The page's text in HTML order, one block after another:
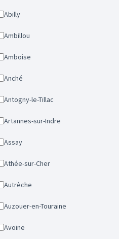
Abilly
Ambillou
Amboise
Anché
Antogny-le-Tillac
Artannes-sur-Indre
Assay
Athée-sur-Cher
Autrèche
Auzouer-en-Touraine
Avoine